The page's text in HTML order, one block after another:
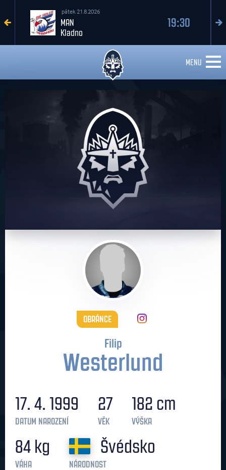
pátek 21.8.2026
MAN
Kladno
19:30
MENU
OBRÁNCE
Filip
Westerlund
17. 4. 1999
DATUM NAROZENÍ
27
VĚK
182 cm
VÝŠKA
84 kg
VÁHA
Švédsko
NÁRODNOST